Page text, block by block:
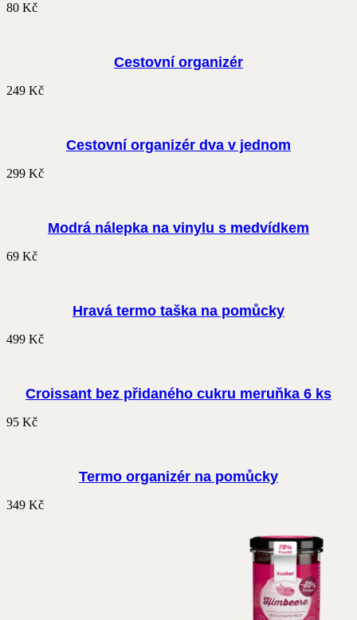
80 Kč
Cestovní organizér
249 Kč
Cestovní organizér dva v jednom
299 Kč
Modrá nálepka na vinylu s medvídkem
69 Kč
Hravá termo taška na pomůcky
499 Kč
Croissant bez přidaného cukru meruňka 6 ks
95 Kč
Termo organizér na pomůcky
349 Kč